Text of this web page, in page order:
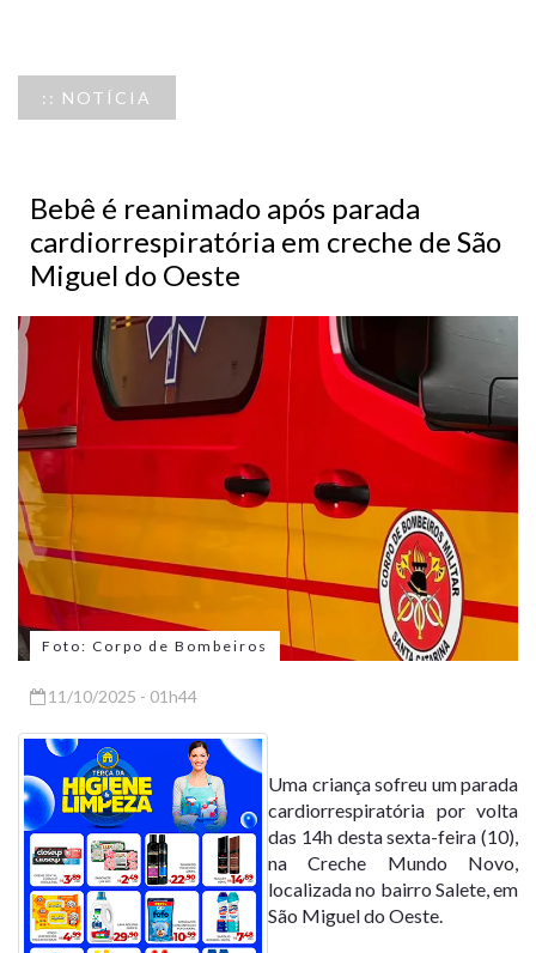
:: NOTÍCIA
Bebê é reanimado após parada
cardiorrespiratória em creche de São
Miguel do Oeste
Foto: Corpo de Bombeiros
11/10/2025 - 01h44
Uma criança sofreu um parada
cardiorrespiratória por volta
das 14h desta sexta-feira (10),
na Creche Mundo Novo,
localizada no bairro Salete, em
São Miguel do Oeste.